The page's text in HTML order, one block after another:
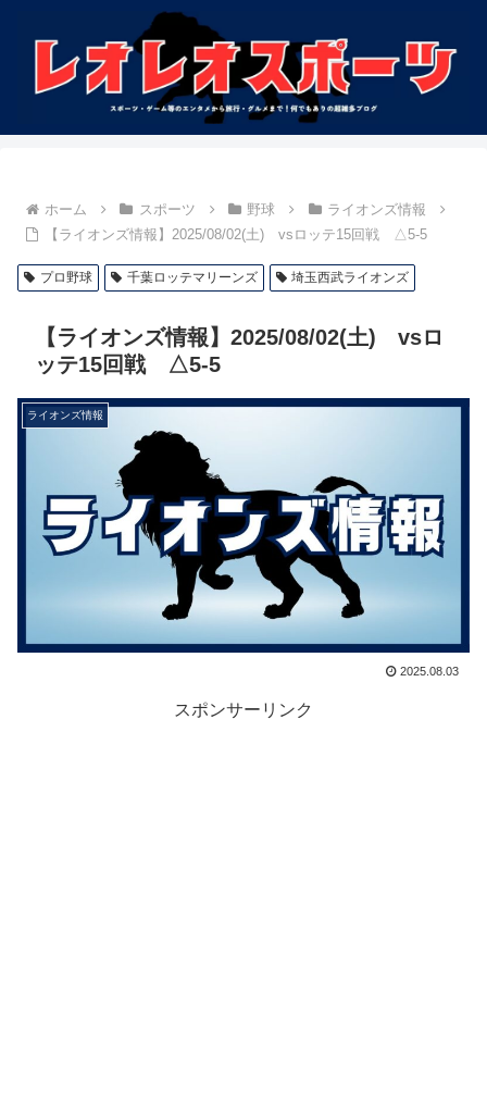
ホーム スポーツ 野球
ライオンズ情報
【ライオンズ情報】2025/08/02(土) vsロッテ15回戦 △5-5
プロ野球 千葉ロッテマリーンズ 埼玉西武ライオンズ
【ライオンズ情報】2025/08/02(土) vsロ
ッテ15回戦 △5-5
ライオンズ情報
2025.08.03
スポンサーリンク